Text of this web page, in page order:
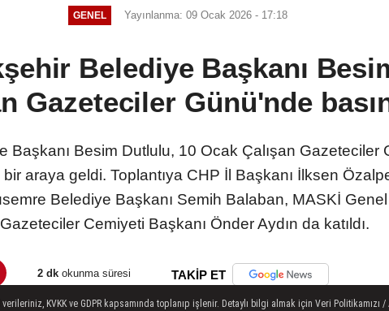
GENEL Yayınlanma: 09 Ocak 2026 - 17:18
Belediye Başkanı
Gazeteciler Günü'nde
Besim Dutlulu, 10 Ocak Çalışan Gazeteciler
araya geldi. Toplantıya CHP İl Başkanı İlksen
Belediye Başkanı Semih Balaban, MASKİ Genel
Gazeteciler Cemiyeti Başkanı Önder Aydın da katıldı.
2 dk okunma süresi TAKİP ET
KVKK ve GDPR kapsamında toplanıp işlenir. Detaylı bilgi almak için Veri